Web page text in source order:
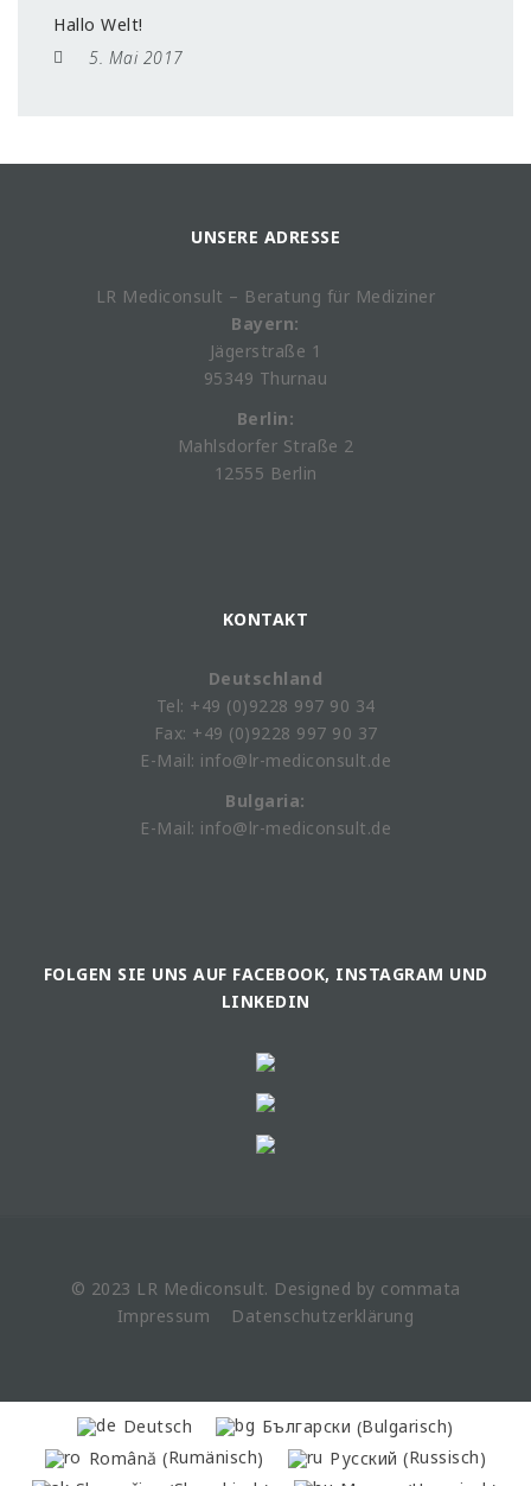
Hallo Welt!
5. Mai 2017
UNSERE ADRESSE
LR Mediconsult – Beratung für Mediziner
Bayern:
Jägerstraße 1
95349 Thurnau
Berlin:
Mahlsdorfer Straße 2
12555 Berlin
KONTAKT
Deutschland
Tel: +49 (0)9228 997 90 34
Fax: +49 (0)9228 997 90 37
E-Mail: info@lr-mediconsult.de
Bulgaria:
E-Mail: info@lr-mediconsult.de
FOLGEN SIE UNS AUF FACEBOOK, INSTAGRAM UND
LINKEDIN
© 2023 LR Mediconsult. Designed by commata
Impressum
Datenschutzerklärung
Deutsch Български (Bulgarisch)
Română (Rumänisch) Русский (Russisch)